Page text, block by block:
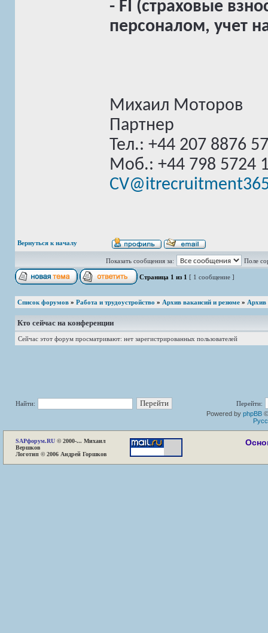
- FI (страховые
персоналом, учет
Михаил Моторов
Партнер
Тел.: +44 207 8876
Моб.: +44 798 5724
Вернуться к началу
Показать сообщения за: Поле
Страница 1 из 1 [ 1 сообщение ]
Список форумов » Работа и трудоустройство » Архив вакансий и резюме » Архив
Кто сейчас на конференции
Сейчас этот форум просматривают: нет зарегистрированных пользователей
Найти:
Перейти:
Powered by phpBB
SAPфорум.RU © 2000-... Михаил
Вершков
Логотип © 2006 Андрей Горшков